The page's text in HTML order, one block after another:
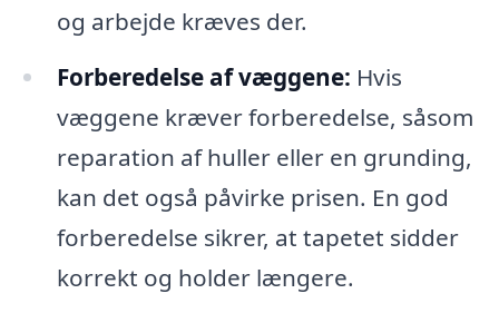
og arbejde kræves der.
Forberedelse af væggene: Hvis
væggene kræver forberedelse, såsom
reparation af huller eller en grunding,
kan det også påvirke prisen. En god
forberedelse sikrer, at tapetet sidder
korrekt og holder længere.